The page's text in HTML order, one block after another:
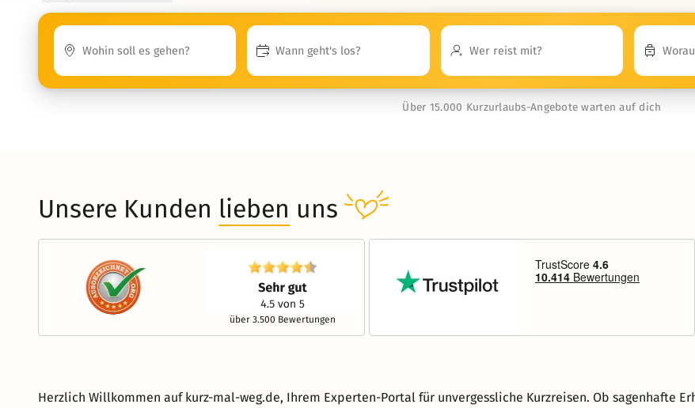
Über 15.000 Kurzurlaubs-Angebote warten auf dich
Unsere Kunden lieben uns
über 3.500 Bewertungen
Herzlich Willkommen auf kurz-mal-weg.de, Ihrem Experten-Portal für unvergessliche Kurzreisen. Ob sagenhafte